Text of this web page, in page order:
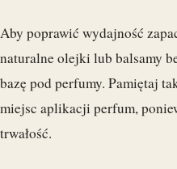
Aby poprawić wydajność
naturalne olejki lub balsamy
bazę pod perfumy. Pamiętaj
miejsc aplikacji perfum,
trwałość.